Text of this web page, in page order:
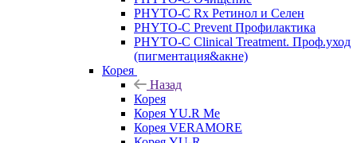
PHYTO-C Rx Ретинол и Селен
PHYTO-C Prevent Профилактика
PHYTO-C Clinical Treatment. Проф.уход
(пигментация&акне)
Корея
Назад
Корея
Корея YU.R Me
Корея VERAMORE